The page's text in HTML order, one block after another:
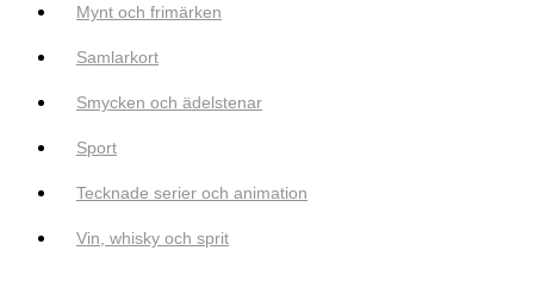
Mynt och frimärken
Samlarkort
Smycken och ädelstenar
Sport
Tecknade serier och animation
Vin, whisky och sprit